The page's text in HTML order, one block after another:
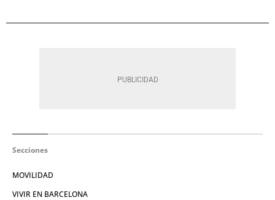
Secciones
MOVILIDAD
VIVIR EN BARCELONA